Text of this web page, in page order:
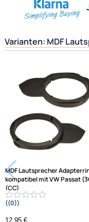
Herstellerinformationen
Hilfreiche Links
Ähnliche Produkte anzeigen
Frage zum Artikel stellen
Varianten: MDF
Wir versenden mit
Unsere Leistungen